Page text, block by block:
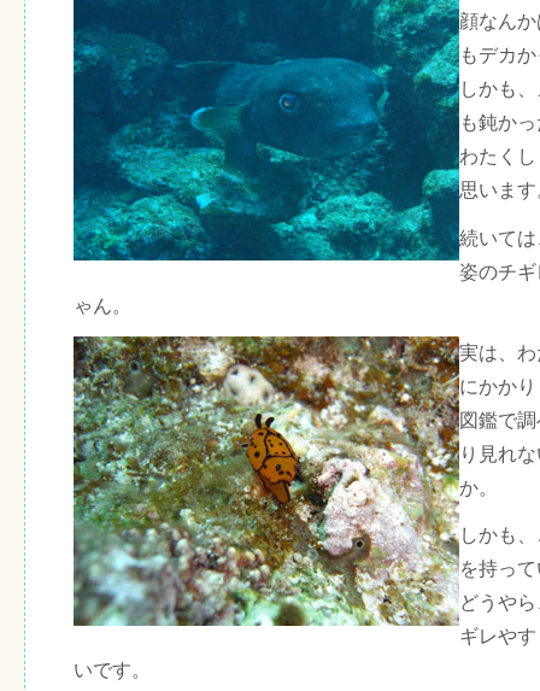
顔なん
もデカ
しかも
も鈍か
わたく
思います
続いて
姿のチ
ゃん。
実は、
にかか
図鑑で
り見れ
か。
しかも
を持っ
どうや
ギレや
いです。